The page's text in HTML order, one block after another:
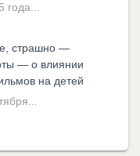
года...
страшно —
— о влиянии
на детей